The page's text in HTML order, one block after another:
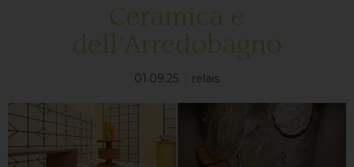
Ceramica e
dell’Arredobagno
01.09.25 relais